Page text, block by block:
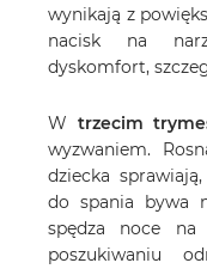
wynikają z
nacisk na
dyskomfort,
W trzecim
wyzwaniem.
dziecka
do spania bywa
spędza noce na
poszukiwaniu